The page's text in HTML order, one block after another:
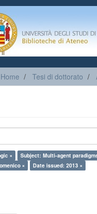
Tesi di dottorato
× Subject: Multi-agent
×
Date issued: 2013 ×